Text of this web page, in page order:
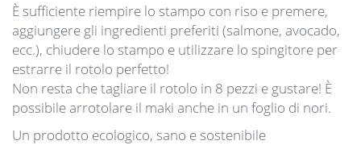
È sufficiente riempire lo stampo con riso e premere,
aggiungere gli ingredienti preferiti (salmone, avocado,
ecc.), chiudere lo stampo e utilizzare lo spingitore per
estrarre il rotolo perfetto!
Non resta che tagliare il rotolo in 8 pezzi e gustare! È
possibile arrotolare il maki anche in un foglio di nori.
Un prodotto ecologico, sano e sostenibile